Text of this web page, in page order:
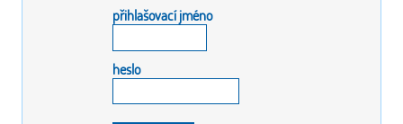
přihlašovací jméno
heslo